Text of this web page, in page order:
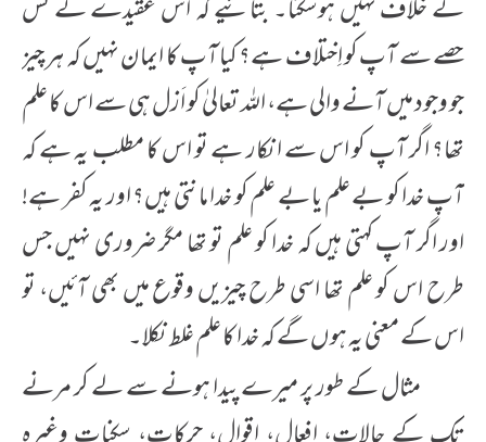
کے خلاف نہیں ہوسکتا۔ بتائیے کہ اس عقیدے کے کس
حصے سے آپ کو اِختلاف ہے؟ کیا آپ کا ایمان نہیں کہ ہر چیز
جو وجود میں آنے والی ہے، اللہ تعالیٰ کو اَزل ہی سے اس کا علم
تھا؟ اگر آپ کو اس سے انکار ہے تو اس کا مطلب یہ ہے کہ
آپ خدا کو بے علم یا بے علم کو خدا مانتی ہیں؟ اور یہ کفر ہے!
اور اگر آپ کہتی ہیں کہ خدا کو علم تو تھا مگر ضروری نہیں جس
طرح اس کو علم تھا اسی طرح چیزیں وقوع میں بھی آئیں، تو
اس کے معنی یہ ہوں گے کہ خدا کا علم غلط نکلا۔
مثال کے طور پر میرے پیدا ہونے سے لے کر مرنے